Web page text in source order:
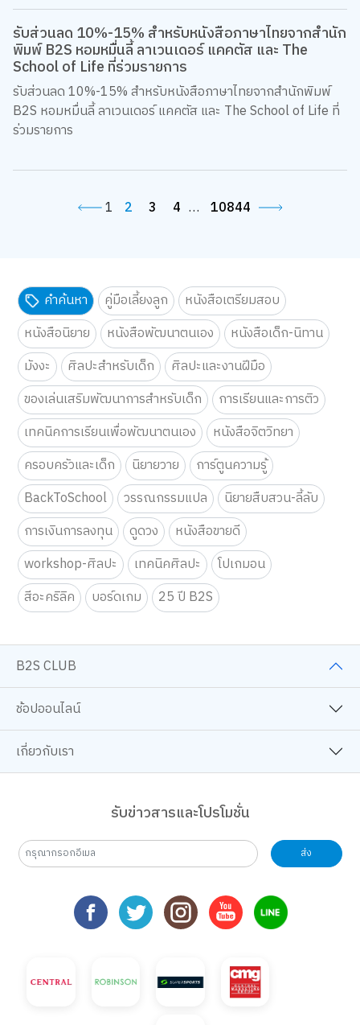
รับส่วนลด 10%-15% สำหรับหนังสือภาษาไทยจากสำนัก
พิมพ์ B2S หอมหมื่นลี้ ลาเวนเดอร์ แคคตัส และ The
School of Life ที่ร่วมรายการ
รับส่วนลด 10%-15% สำหรับหนังสือภาษาไทยจากสำนักพิมพ์
B2S หอมหมื่นลี้ ลาเวนเดอร์ แคคตัส และ The School of Life ที่
ร่วมรายการ
1 2 3 4 … 10844
คำค้นหา คู่มือเลี้ยงลูก
หนังสือเตรียมสอบ
หนังสือนิยาย
หนังสือพัฒนาตนเอง
หนังสือเด็ก-นิทาน
มังงะ
ศิลปะสำหรับเด็ก
ศิลปะและงานฝีมือ
ของเล่นเสริมพัฒนาการสำหรับเด็ก
การเรียนและการติว
เทคนิคการเรียนเพื่อพัฒนาตนเอง
หนังสือจิตวิทยา
ครอบครัวและเด็ก
นิยายวาย
การ์ตูนความรู้
BackToSchool
วรรณกรรมแปล
นิยายสืบสวน-ลี้ลับ
การเงินการลงทุน
ดูดวง
หนังสือขายดี
workshop-ศิลปะ
เทคนิคศิลปะ
โปเกมอน
สีอะคริลิค
บอร์ดเกม 25 ปี B2S
B2S CLUB
ช้อปออนไลน์
เกี่ยวกับเรา
รับข่าวสารและโปรโมชั่น
ส่ง